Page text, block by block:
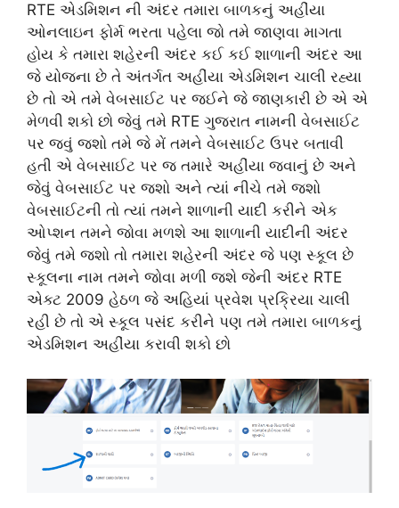
RTE એડમિશન ની અંદર તમારા બાળકનું અહીંયા
ઓનલાઇન ફોર્મ ભરતા પહેલા જો તમે જાણવા માગતા
હોય કે તમારા શહેરની અંદર કઈ કઈ શાળાની અંદર આ
જે યોજના છે તે અંતર્ગત અહીંયા એડમિશન ચાલી રહ્યા
છે તો એ તમે વેબસાઈટ પર જઈને જે જાણકારી છે એ એ
મેળવી શકો છો જેવું તમે RTE ગુજરાત નામની વેબસાઈટ
પર જવું જશો તમે જે મેં તમને વેબસાઈટ ઉપર બતાવી
હતી એ વેબસાઈટ પર જ તમારે અહીંયા જવાનું છે અને
જેવું વેબસાઈટ પર જશો અને ત્યાં નીચે તમે જશો
વેબસાઈટની તો ત્યાં તમને શાળાની યાદી કરીને એક
ઓપ્શન તમને જોવા મળશે આ શાળાની યાદીની અંદર
જેવું તમે જશો તો તમારા શહેરની અંદર જે પણ સ્કૂલ છે
સ્કૂલના નામ તમને જોવા મળી જશે જેની અંદર RTE
એક્ટ 2009 હેઠળ જે અહિયાં પ્રવેશ પ્રક્રિયા ચાલી
રહી છે તો એ સ્કૂલ પસંદ કરીને પણ તમે તમારા બાળકનું
એડમિશન અહીંયા કરાવી શકો છો